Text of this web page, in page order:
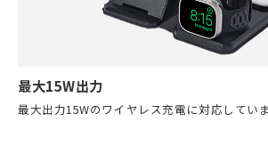
最大15W出力
最大出力15Wのワイヤレス充電に対応していま